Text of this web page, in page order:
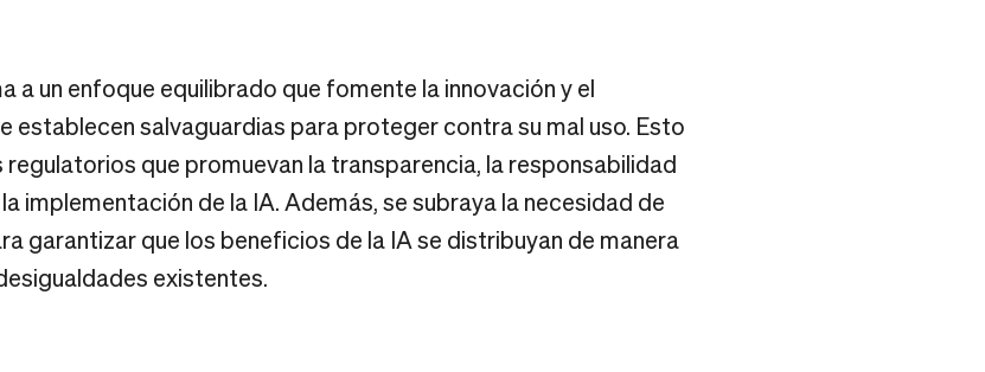
a un enfoque equilibrado que fomente la innovación y el
establecen salvaguardias para proteger contra su mal uso. Esto
que promuevan la transparencia, la responsabilidad
implementación de la IA. Además, se subraya la necesidad de
garantizar que los beneficios de la IA se distribuyan de manera
existentes.